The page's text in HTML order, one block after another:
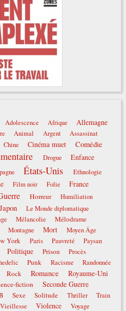
Adolescence Afrique Allemagne
Animal Argent
Assassinat
Chine Cinéma muet Comédie
Drogue Enfance
États-Unis Ethnologie
Film noir Folie France
Horreur Humiliation
Japon
Le Monde diplomatique
Mélancolie Mélodrame
Montagne Mort
Moyen Âge
York Paris Pauvreté Paysan
Politique Prison
Procès
Punk Racisme
Randonnée
Rock Romance Royaume-Uni
fiction
Seconde Guerre
Sexe Solitude Thriller Train
Vieillesse Violence Voyage